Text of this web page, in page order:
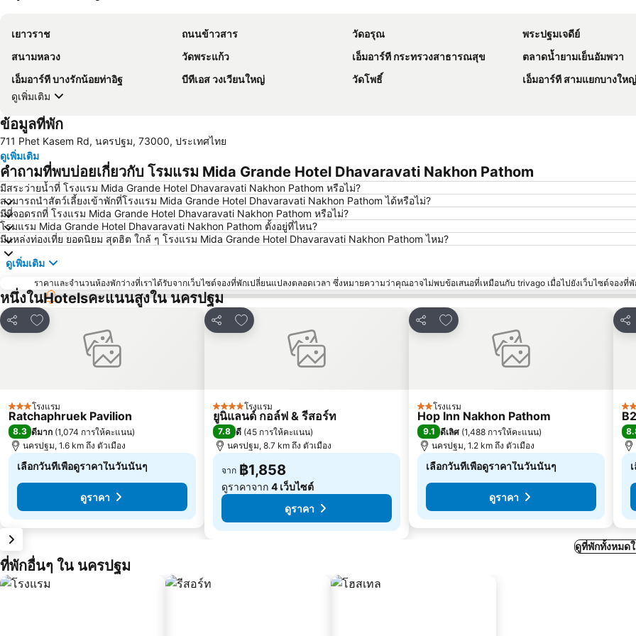
เยาวราช ถนนข้าวสาร วัดอรุณ
พระปฐมเจดีย์
สนามหลวง
วัดพระแก้ว เอ็มอาร์ที กระทรวงสาธารณสุข
ตลาดน้ำยามเย็นอัมพวา
เอ็มอาร์ที บางรักน้อยท่าอิฐ
บีทีเอส วงเวียนใหญ่ วัดโพธิ์
เอ็มอาร์ที สามแยกบางใหญ่
ดูเพิ่มเติม
ข้อมูลที่พัก
711 Phet Kasem Rd, นครปฐม, 73000, ประเทศไทย
ดูเพิ่มเติม
คำถามที่พบบ่อยเกี่ยวกับ โรมแรม Mida Grande Hotel Dhavaravati Nakhon Pathom
มีสระว่ายน้ำที่ โรงแรม Mida Grande Hotel Dhavaravati Nakhon Pathom หรือไม่?
สามารถนำสัตว์เลี้ยงเข้าพักที่โรงแรม Mida Grande Hotel Dhavaravati Nakhon Pathom ได้หรือไม่?
มีที่จอดรถที่ โรงแรม Mida Grande Hotel Dhavaravati Nakhon Pathom หรือไม่?
โรมแรม Mida Grande Hotel Dhavaravati Nakhon Pathom ตั้งอยู่ที่ไหน?
มีแหล่งท่องเที่ย ยอดนิยม สุดฮิต ใกล้ ๆ โรงแรม Mida Grande Hotel Dhavaravati Nakhon Pathom ไหม?
ดูเพิ่มเติม
ราคาและจำนวนห้องพักว่างที่เราได้รับจากเว็บไซต์จองที่พักเปลี่ยนแปลงตลอดเวลา ซึ่งหมายความว่าคุณอาจไม่พบข้อเสนอที่เหมือนกับ trivago เมื่อไปยังเว็บไซต์จองที่
หนึ่งในHotelsคะแนนสูงใน นครปฐม
แชร์
เพิ่มในรายการโปรด
3 ดาวโรงแรม
Ratchaphruek Pavilion
8.3 ดีมาก (1,074 การให้คะแนน)
นครปฐม, 1.6 km ถึง ตัวเมือง
เลือกวันที่เพื่อดูราคาในวันนั้นๆ
ดูราคา
แชร์
เพิ่มในรายการโปรด
4 ดาว โรงแรม
ยูนิแลนด์ กอล์ฟ & รีสอร์ท
7.8 ดี (45 การให้คะแนน)
นครปฐม, 8.7 km ถึง ตัวเมือง
จาก ฿1,858
ดูราคาจาก 4 เว็บไซต์
ดูราคา
แชร์
เพิ่มในรายการโปรด
2 ดาวโรงแรม
Hop Inn Nakhon Pathom
9.1 ดีเลิศ (1,488 การให้คะแนน)
นครปฐม, 1.2 km ถึง ตัวเมือง
เลือกวันที่เพื่อดูราคาในวันนั้นๆ
ดูราคา
แช
3
ดูที่พักทั้งหมด
ที่พักอื่นๆ ใน นครปฐม